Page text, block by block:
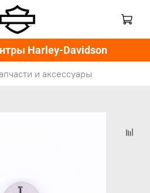
Harley-Davidson
и аксессуары